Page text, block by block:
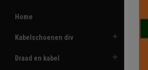
Home
Kabelschoenen div
Draad en kabel